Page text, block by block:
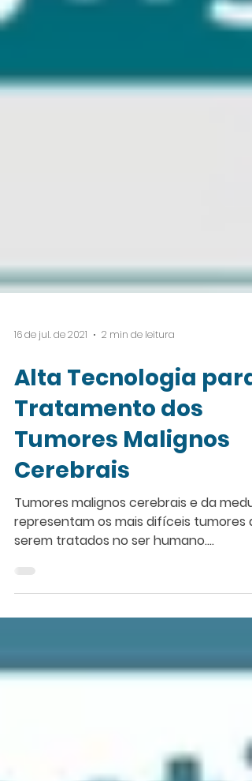
16 de jul. de 2021 2 min de leitura
Alta Tecnologia para
Tratamento dos
Tumores Malignos
Cerebrais
Tumores malignos cerebrais e da
representam os mais difíceis tumores